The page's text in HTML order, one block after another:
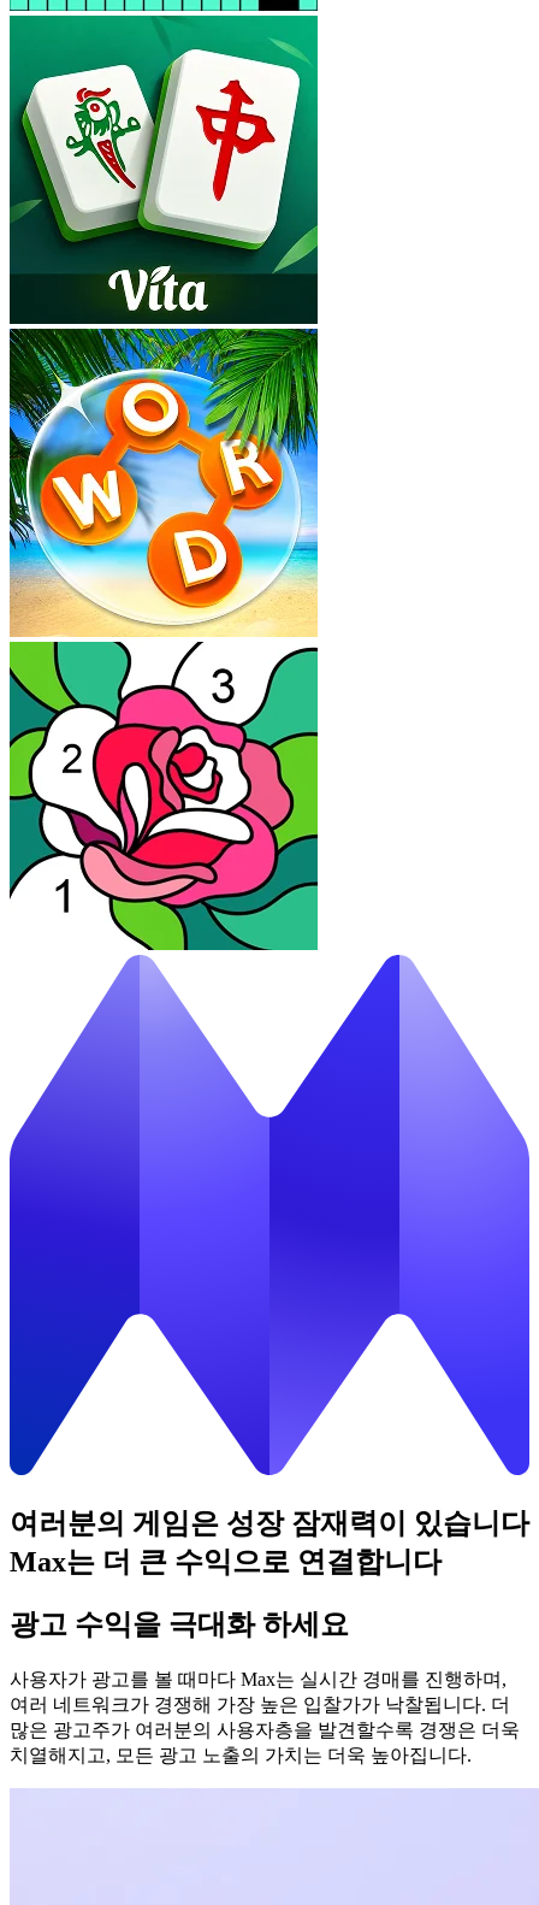
여러분의 게임은 성장 잠재력이 있습니다
Max는 더 큰 수익으로 연결합니다
광고 수익을 극대화 하세요
사용자가 광고를 볼 때마다 Max는 실시간 경매를 진행하며,
여러 네트워크가 경쟁해 가장 높은 입찰가가 낙찰됩니다. 더
많은 광고주가 여러분의 사용자층을 발견할수록 경쟁은 더욱
치열해지고, 모든 광고 노출의 가치는 더욱 높아집니다.